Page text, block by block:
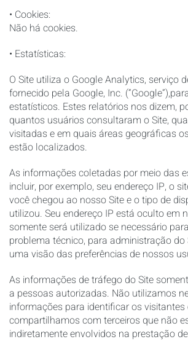
• Cookies:
Não há cookies.
• Estatísticas:
O Site utiliza o Google Analytics, serviço
fornecido pela Google, Inc.
estatísticos. Estes relatórios nos dizem,
quantos usuários consultaram o Site,
visitadas e em quais áreas geográficas
estão localizados.
As informações coletadas por meio das
incluir, por exemplo, seu endereço IP, o
você chegou ao nosso Site e o tipo de
utilizou. Seu endereço IP está oculto em
somente será utilizado se necessário
problema técnico, para administração do
uma visão das preferências de nossos
As informações de tráfego do Site
a pessoas autorizadas. Não utilizamos
informações para identificar os visitantes
compartilhamos com terceiros que não
indiretamente envolvidos na prestação